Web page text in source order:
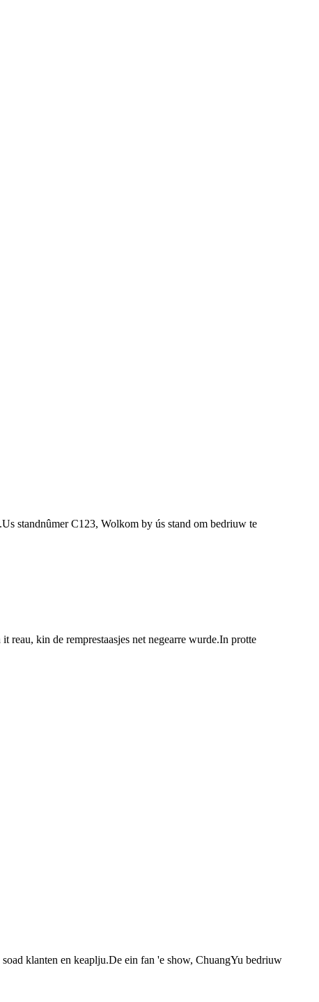
standnûmer C123, Wolkom by ús stand om bedriuw te
reau, kin de remprestaasjes net negearre wurde.In protte
klanten en keaplju.De ein fan 'e show, ChuangYu bedriuw